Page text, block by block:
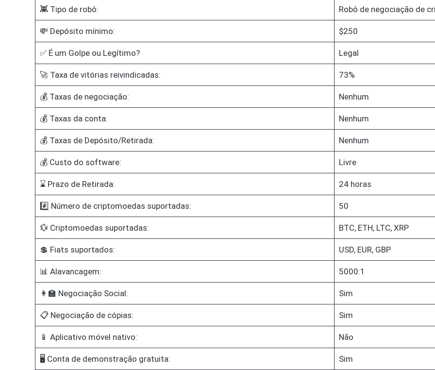
👾 Tipo de robô: Robô de negociação de
💸 Depósito mínimo: $250
✅ É um Golpe ou Legítimo? Legal
🚀 Taxa de vitórias reivindicadas: 73%
💰 Taxas de negociação: Nenhum
💰 Taxas da conta: Nenhum
💰 Taxas de Depósito/Retirada: Nenhum
💰 Custo do software: Livre
⌛ Prazo de Retirada: 24 horas
#️⃣ Número de criptomoedas suportadas: 50
💱 Criptomoedas suportadas: BTC, ETH, LTC, XRP
💲 Fiats suportados: USD, EUR, GBP
📊 Alavancagem: 5000:1
👩‍🏫 Negociação Social: Sim
📋 Negociação de cópias: Sim
📱 Aplicativo móvel nativo: Não
🖥️ Conta de demonstração gratuita: Sim